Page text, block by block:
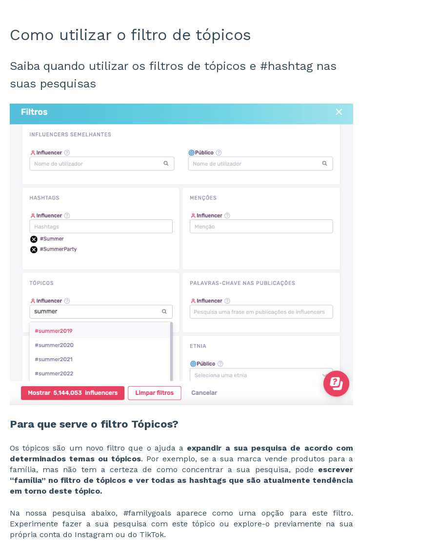
Como utilizar o filtro de tópicos
Saiba quando utilizar os filtros de tópicos e #hashtag nas
suas pesquisas
Para que serve o filtro Tópicos?
Os tópicos são um novo filtro que o ajuda a expandir a sua pesquisa de acordo com
determinados temas ou tópicos. Por exemplo, se a sua marca vende produtos para a
família, mas não tem a certeza de como concentrar a sua pesquisa, pode escrever
“família” no filtro de tópicos e ver todas as hashtags que são atualmente tendência
em torno deste tópico.
Na nossa pesquisa abaixo, #familygoals aparece como uma opção para este filtro.
Experimente fazer a sua pesquisa com este tópico ou explore-o previamente na sua
própria conta do Instagram ou do TikTok.